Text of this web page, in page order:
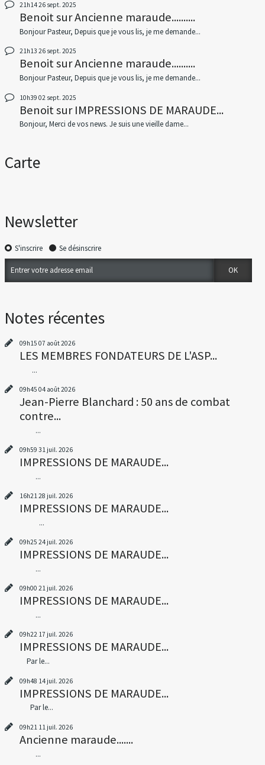
21h1426 sept. 2025
BenoitsurAncienne maraude..........
Bonjour Pasteur, Depuis que je vous lis, je me demande...
21h13 26 sept. 2025
BenoitsurAncienne maraude..........
Bonjour Pasteur, Depuis que je vous lis, je me demande...
10h39 02 sept. 2025
BenoitsurIMPRESSIONS DE MARAUDE...
Bonjour, Merci de vos news. Je suis une vieille dame...
Carte
Newsletter
S'inscrire Se désinscrire
Notes récentes
09h15 07 août 2026
LES MEMBRES FONDATEURS DE L'ASP...
...
09h45 04 août 2026
Jean-Pierre Blanchard : 50 ans de combat
contre...
...
09h59 31 juil. 2026
IMPRESSIONS DE MARAUDE...
...
16h2128 juil. 2026
IMPRESSIONS DE MARAUDE...
...
09h25 24 juil. 2026
IMPRESSIONS DE MARAUDE...
...
09h00 21 juil. 2026
IMPRESSIONS DE MARAUDE...
...
09h22 17 juil. 2026
IMPRESSIONS DE MARAUDE...
Par le...
09h48 14 juil. 2026
IMPRESSIONS DE MARAUDE...
Par le...
09h21 11 juil. 2026
Ancienne maraude.......
...